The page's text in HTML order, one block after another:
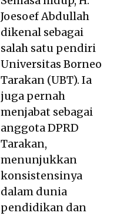
Joesoef Abdullah
dikenal sebagai
salah satu pendiri
Universitas Borneo
Tarakan (UBT). Ia
juga pernah
menjabat sebagai
anggota DPRD
Tarakan,
menunjukkan
konsistensinya
dalam dunia
pendidikan dan